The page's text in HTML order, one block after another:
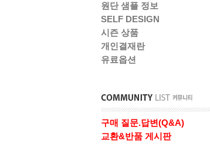
원단 샘플 정보
SELF DESIGN
시즌 상품
개인결재란
유료옵션
구매 질문.답변(Q&A)
교환&반품 게시판